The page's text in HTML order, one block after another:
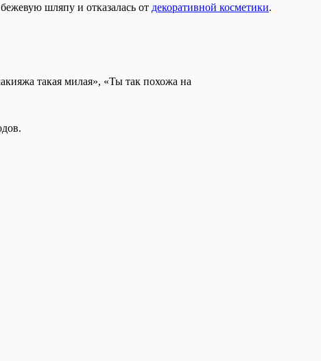
шляпу и отказалась от декоративной косметики.
такая милая», «Ты так похожа на